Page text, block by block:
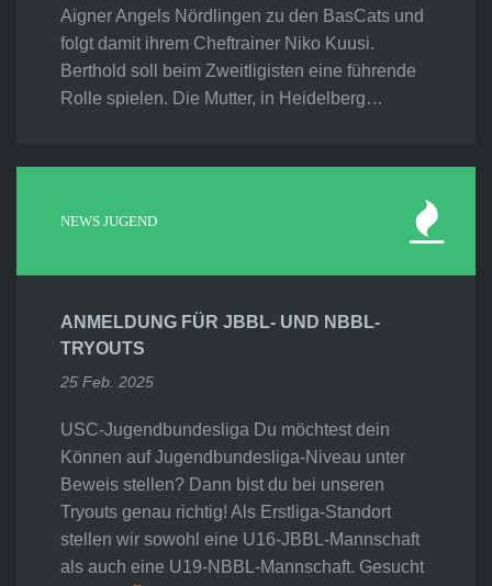
Aigner Angels Nördlingen zu den BasCats und
folgt damit ihrem Cheftrainer Niko Kuusi.
Berthold soll beim Zweitligisten eine führende
Rolle spielen. Die Mutter, in Heidelberg…
NEWS JUGEND
ANMELDUNG FÜR JBBL- UND NBBL-
TRYOUTS
25 Feb. 2025
USC-Jugendbundesliga Du möchtest dein
Können auf Jugendbundesliga-Niveau unter
Beweis stellen? Dann bist du bei unseren
Tryouts genau richtig! Als Erstliga-Standort
stellen wir sowohl eine U16-JBBL-Mannschaft
als auch eine U19-NBBL-Mannschaft. Gesucht